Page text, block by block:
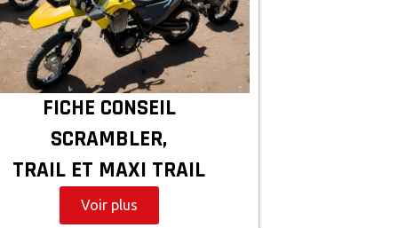
FICHE CONSEIL
SCRAMBLER,
TRAIL ET MAXI TRAIL
Voir plus